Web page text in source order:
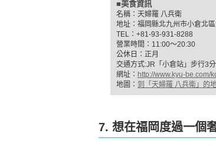
■美食資訊
名稱：天婦羅 八兵衛
地址：福岡縣北九州市小倉北
TEL：+81-93-931-8288
營業時間：11:00〜20:30
公休日：正月
交通方式:JR「小倉站」步行3
網址： http://www.kyu-be.com/
地圖： 到「天婦羅 八兵衛」的
7. 想在福岡度過一個